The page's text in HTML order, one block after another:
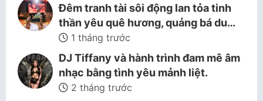
Đêm tranh tài sôi động lan tỏa tinh
thần yêu quê hương, quảng bá du…
1 tháng trước
DJ Tiffany và hành trình đam mê âm
nhạc bằng tình yêu mảnh liệt.
2 tháng trước